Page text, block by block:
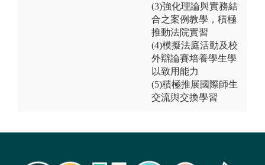
(3)強化理論與實務結
合之案例教學，積極
推動法院實習
(4)模擬法庭活動及校
外辯論賽培養學生學
以致用能力
(5)積極推展國際師生
交流與交換學習